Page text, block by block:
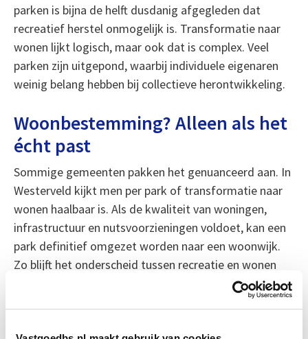
parken is bijna de helft dusdanig afgegleden dat
recreatief herstel onmogelijk is. Transformatie naar
wonen lijkt logisch, maar ook dat is complex. Veel
parken zijn uitgepond, waarbij individuele eigenaren
weinig belang hebben bij collectieve herontwikkeling.
Woonbestemming? Alleen als het
écht past
Sommige gemeenten pakken het genuanceerd aan. In
Westerveld kijkt men per park of transformatie naar
wonen haalbaar is. Als de kwaliteit van woningen,
infrastructuur en nutsvoorzieningen voldoet, kan een
park definitief omgezet worden naar een woonwijk.
Zo blijft het onderscheid tussen recreatie en wonen